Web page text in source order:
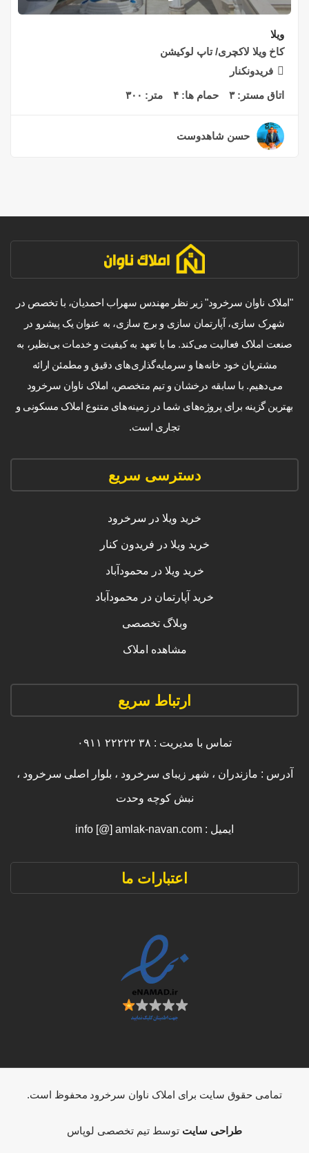
ویلا
کاخ ویلا لاکچری/ تاپ لوکیشن
فریدونکنار
اتاق مستر:۳ حمام ها: ۴ متر: ۳۰۰
حسن شاهدوست
"املاک ناوان سرخرود" زیر نظر مهندس سهراب احمدیان، با تخصص در
شهرک سازی، آپارتمان سازی و برج سازی، به عنوان یک پیشرو در
صنعت املاک فعالیت می‌کند. ما با تعهد به کیفیت و خدمات بی‌نظیر، به
مشتریان خود خانه‌ها و سرمایه‌گذاری‌های دقیق و مطمئن ارائه
می‌دهیم. با سابقه درخشان و تیم متخصص، املاک ناوان سرخرود
بهترین گزینه برای پروژه‌های شما در زمینه‌های متنوع املاک مسکونی و
تجاری است.
دسترسی سریع
خرید ویلا در سرخرود
خرید ویلا در فریدون کنار
خرید ویلا در محمودآباد
خرید آپارتمان در محمودآباد
وبلاگ تخصصی
مشاهده املاک
ارتباط سریع
تماس با مدیریت : ۳۸ ۲۲۲۲۲ ۰۹۱۱
آدرس : مازندران ، شهر زیبای سرخرود ، بلوار اصلی سرخرود ،
نبش کوچه وحدت
ایمیل : info [@] amlak-navan.com
اعتبارات ما
تمامی حقوق سایت برای املاک ناوان سرخرود محفوظ است.
طراحی سایت توسط تیم تخصصی لوپاس